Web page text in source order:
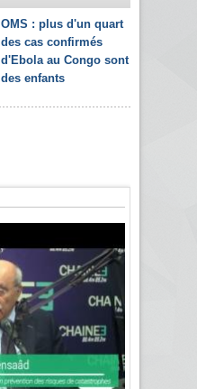
OMS : plus d'un quart
des cas confirmés
d'Ebola au Congo sont
des enfants